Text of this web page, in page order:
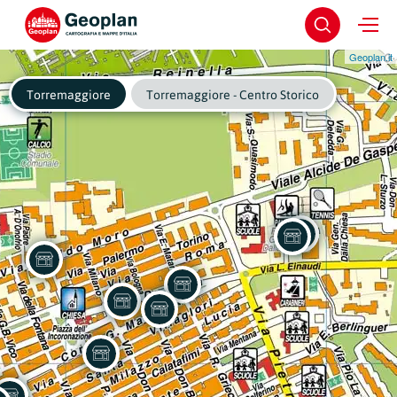
Geoplan.it
Torremaggiore Torremaggiore - Centro Storico